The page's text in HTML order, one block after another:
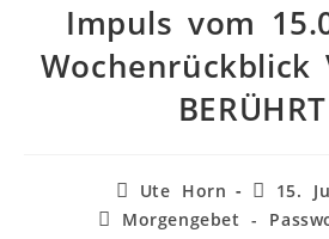
Impuls vom
Wochenrückblick
Ute Horn
15.
Morgengebet -